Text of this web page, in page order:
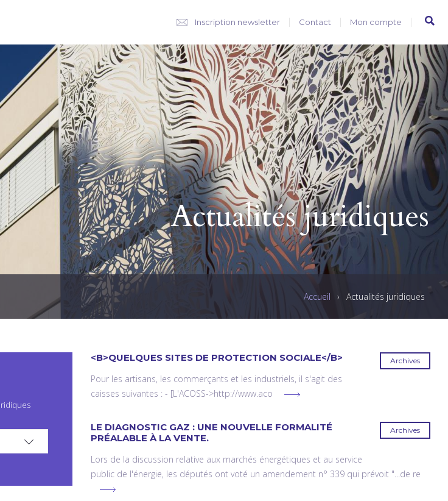
Inscription newsletter Contact Mon compte
Actualités juridiques
Accueil › Actualités juridiques
Archives
<B>QUELQUES SITES DE PROTECTION SOCIALE</B>
Pour les artisans, les commerçants et les industriels, il s'agit des
caisses suivantes : - [L'ACOSS->http://www.aco
Archives
LE DIAGNOSTIC GAZ : UNE NOUVELLE FORMALITÉ
PRÉALABLE À LA VENTE.
Lors de la discussion relative aux marchés énergétiques et au service
public de l'énergie, les députés ont voté un amendement n° 339 qui prévoit "...de re